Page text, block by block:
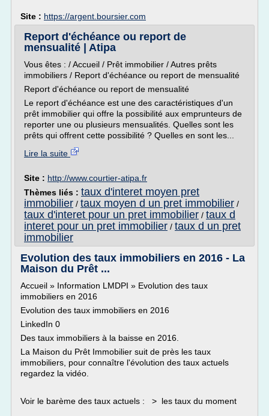
Site : https://argent.boursier.com
Report d'échéance ou report de
mensualité | Atipa
Vous êtes : / Accueil / Prêt immobilier / Autres prêts
immobiliers / Report d'échéance ou report de mensualité
Report d'échéance ou report de mensualité
Le report d'échéance est une des caractéristiques d'un
prêt immobilier qui offre la possibilité aux emprunteurs de
reporter une ou plusieurs mensualités. Quelles sont les
prêts qui offrent cette possibilité ? Quelles en sont les...
Lire la suite
Site : http://www.courtier-atipa.fr
Thèmes liés : taux d'interet moyen pret
immobilier / taux moyen d un pret immobilier /
taux d'interet pour un pret immobilier / taux d
interet pour un pret immobilier / taux d un pret
immobilier
Evolution des taux immobiliers en 2016 - La
Maison du Prêt ...
Accueil » Information LMDPI » Evolution des taux
immobiliers en 2016
Evolution des taux immobiliers en 2016
LinkedIn 0
Des taux immobiliers à la baisse en 2016.
La Maison du Prêt Immobilier suit de près les taux
immobiliers, pour connaître l'évolution des taux actuels
regardez la vidéo.
Voir le barème des taux actuels : > les taux du moment